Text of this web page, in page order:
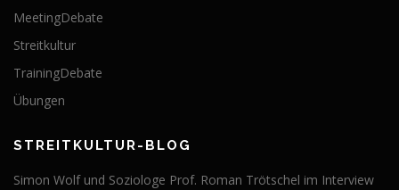
MeetingDebate
Streitkultur
TrainingDebate
Übungen
STREITKULTUR-BLOG
Simon Wolf und Soziologe Prof. Roman Trötschel im Interview